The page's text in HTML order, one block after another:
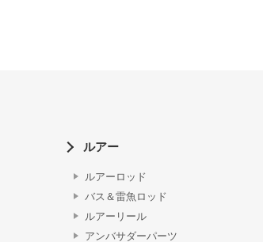
ルアー
ルアーロッド
バス＆雷魚ロッド
ルアーリール
アンバサダーパーツ